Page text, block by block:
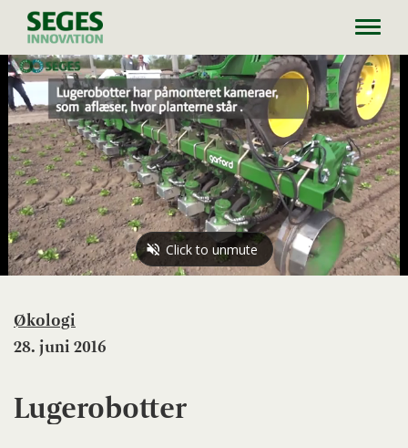
Økologi
28. juni 2016
Lugerobotter